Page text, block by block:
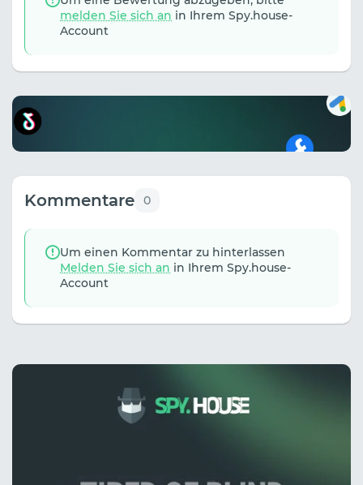
melden Sie sich an in Ihrem Spy.house-
Account
Kommentare 0
Um einen Kommentar zu hinterlassen
Melden Sie sich an in Ihrem Spy.house-
Account